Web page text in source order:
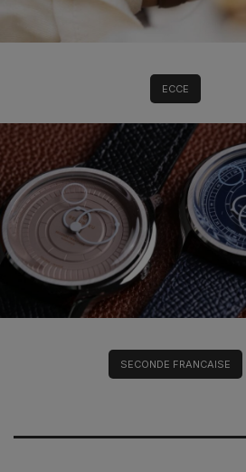
ECCE
SECONDE FRANCAISE